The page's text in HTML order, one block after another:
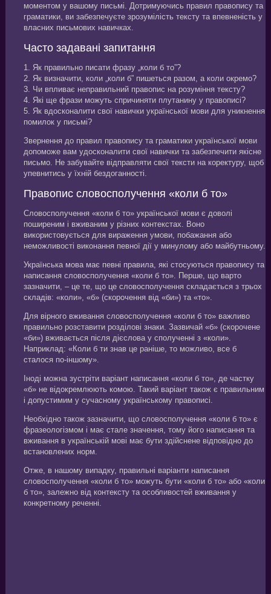
моментом у вашому письмі. Дотримуючись правил правопису та
граматики, ви забезпечуєте зрозумілість тексту та впевненість у
власних письмових навичках.
Часто задавані запитання
1. Як правильно писати фразу „коли б то”?
2. Як визначити, коли „коли б” пишеться разом, а коли окремо?
3. Чи впливає неправильний правопис на розуміння тексту?
4. Які ще фрази можуть спричиняти плутанину у правописі?
5. Як вдосконалити свої навички української мови для уникнення
помилок у письмі?
Звернення до правил правопису та граматики української мови
допоможе вам удосконалити свої навички та забезпечити якісне
письмо. Не забувайте відправляти свої тексти на коректуру, щоб
упевнитись у їхній бездоганності.
Правопис словосполучення «коли б то»
Словосполучення «коли б то» української мови є доволі
поширеним і вживаним у різних контекстах. Воно
використовується для вираження умови, побажання або
неможливості виконання певної дії у минулому або майбутньому.
Українська мова має певні правила, які стосуються правопису та
написання словосполучення «коли б то». Перше, що варто
зазначити, – це те, що це словосполучення складається з трьох
складів: «коли», «б» (скорочення від «би») та «то».
Для вірного вживання словосполучення «коли б то» важливо
правильно розставити розділові знаки. Зазвичай «б» (скорочене
«би») вживається після дієслова у сполученні з «коли».
Наприклад: «Коли б ти знав це раніше, то можливо, все б
сталося по-іншому».
Іноді можна зустріти варіант написання «коли б то», де частку
«б» не відокремлюють комою. Такий варіант також є правильним
і допустимим у сучасному українському правописі.
Необхідно також зазначити, що словосполучення «коли б то» є
фразеологізмом і має стале значення, тому його написання та
вживання в українській мові має бути здійснене відповідно до
встановлених норм.
Отже, в нашому випадку, правильні варіанти написання
словосполучення «коли б то» можуть бути «коли б то» або «коли
б то», залежно від контексту та особливостей вживання у
конкретному реченні.